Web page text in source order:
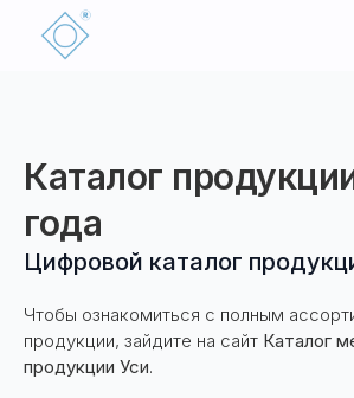
Каталог
года
Цифровой каталог
Чтобы ознакомиться с полным
продукции, зайдите на сайт Каталог
продукции Уси.